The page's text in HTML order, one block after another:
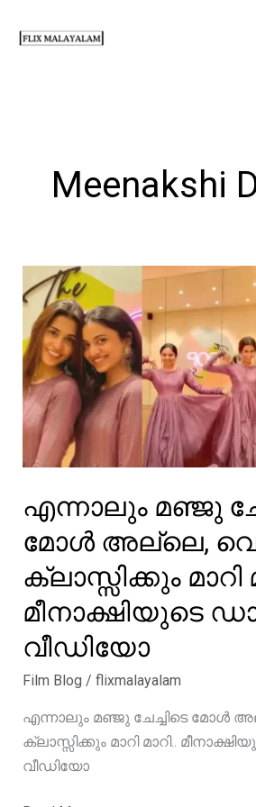
Meenakshi
എന്നാലും മഞ്ജു
മോൾ അല്ലെ,
ക്ലാസ്സിക്കും മാറി
മീനാക്ഷിയുടെ
വീഡിയോ
Film Blog / flixmalayalam
എന്നാലും മഞ്ജു ചേച്ചിടെ മോൾ
ക്ലാസ്സിക്കും മാറി മാറി..
വീഡിയോ